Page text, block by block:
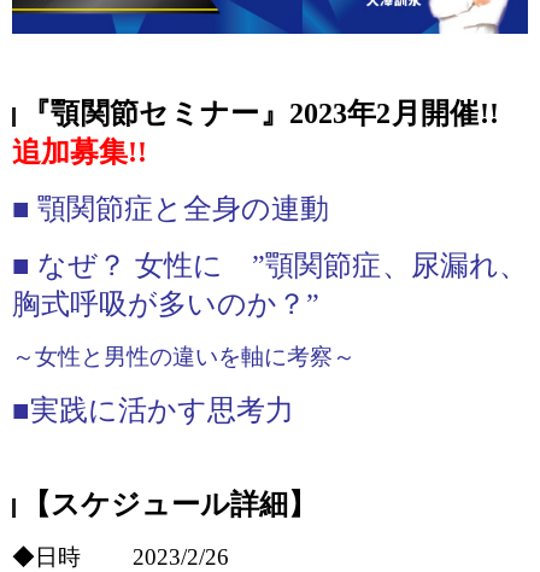
『顎関節セミナー』2023年2月開催!!
追加募集!!
■ 顎関節症と全身の連動
■ なぜ？ 女性に ”顎関節症、尿漏れ、
胸式呼吸が多いのか？”
～女性と男性の違いを軸に考察～
■実践に活かす思考力
【スケジュール詳細】
◆日時 2023/2/26